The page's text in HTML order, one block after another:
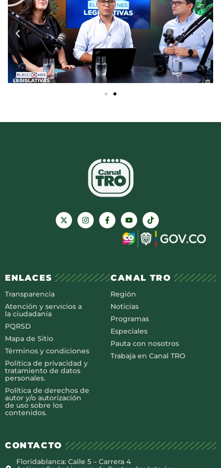
ENLACES
Transparencia
Atención y servicios a
la ciudadanía
PQRSD
Mapa de Sitio
Términos y condiciones
Política de privacidad y
tratamiento de datos
personales.
Política de derechos de
autor y/o autorización
de uso sobre los
contenidos.
CANAL TRO
Región
Noticias
Programas
Especiales
Pauta con nosotros
Trabaja en Canal TRO
CONTACTO
Floridablanca: Calle 5 – Carrera 4